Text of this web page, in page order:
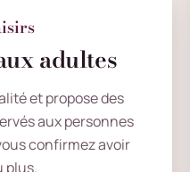
adultes
et propose des
aux personnes
confirmez avoir
plus.du site Les Plaisirs :